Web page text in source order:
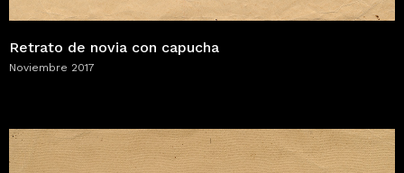
Retrato de novia con capucha
Noviembre 2017